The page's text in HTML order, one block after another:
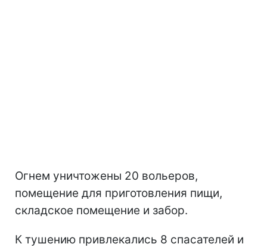
Огнем уничтожены 20 вольеров,
помещение для приготовления пищи,
складское помещение и забор.
К тушению привлекались 8 спасателей и